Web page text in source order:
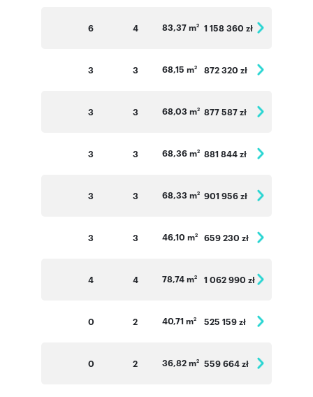
6 4 83,37 m2 1 158 360 zł
3 3 68,15 m2 872 320 zł
3 3 68,03 m2 877 587 zł
3 3 68,36 m2 881 844 zł
3 3 68,33 m2 901 956 zł
3 3 46,10 m2 659 230 zł
4 4 78,74 m2 1 062 990 zł
0 2 40,71 m2 525 159 zł
0 2 36,82 m2 559 664 zł